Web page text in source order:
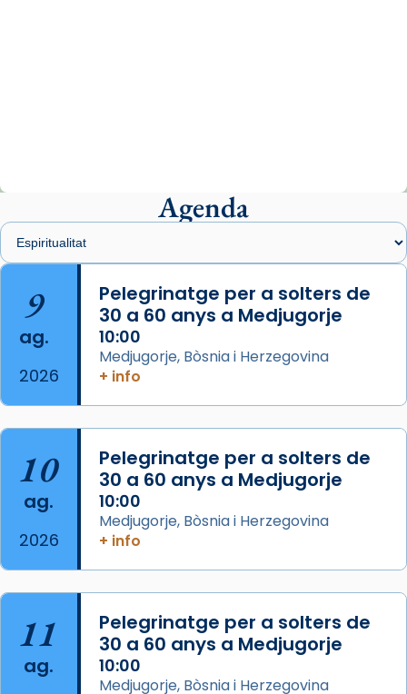
presidit aquest 27 de juliol la missa de Les
Santes de Mataró.
🔗
📸 J. Merino
Photo
View on Facebook ·
de Barcelona.
Aquest dilluns, 27 de juliol, ha tingut lloc la
missa d’acció de gràcies en agraïment al
comitè organitzador de la visita apostòlica
del Sant Pare Lleó XIV a Barcelona, i als
col·laboradors, a la Catedral de Barcelona.
L’arquebisbe de Barcelona, el cardenal Joan
Josep Omella, ha presidit la missa i l’ha
concelebrat el bisbe auxiliar de Barcelona,
Mons. David Abadías.
📸 Dr. G. Simón
Agenda
9
ag.
2026
Pelegrinatge per a solters de
30 a 60 anys a Medjugorje
10:00
Medjugorje, Bòsnia i Herzegovina
+ info
10
ag.
2026
Pelegrinatge per a solters de
30 a 60 anys a Medjugorje
10:00
Medjugorje, Bòsnia i Herzegovina
+ info
11
ag.
Pelegrinatge per a solters de
30 a 60 anys a Medjugorje
10:00
Medjugorje, Bòsnia i Herzegovina